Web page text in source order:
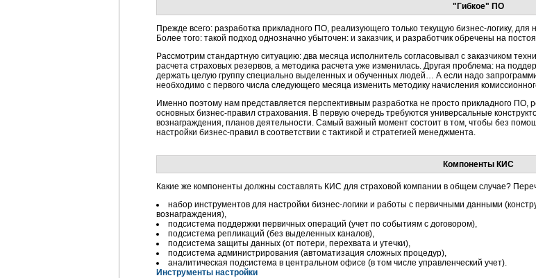
"Гибкое" ПО
Прежде всего: разработка прикладного ПО, реализующего только текущую бизнес-логику,
Более того: такой подход однозначно убыточен: и заказчик, и разработчик обречены на
Рассмотрим стандартную ситуацию: два месяца исполнитель согласовывал с заказчиком
расчета страховых резервов, а методика расчета уже изменилась. Другая проблема: на
держать целую группу специально выделенных и обученных людей… А если надо
необходимо с первого числа следующего месяца изменить методику начисления
Именно поэтому нам представляется перспективным разработка не просто прикладного ПО,
основных бизнес-правил страхования. В первую очередь требуются универсальные
вознаграждения, планов деятельности. Самый важный момент состоит в том, чтобы без
настройки бизнес-правил в соответствии с тактикой и стратегией менеджмента.
Компоненты КИС
Какие же компоненты должны составлять КИС для страховой компании в общем случае?
набор инструментов для настройки бизнес-логики и работы с первичными данными
вознаграждения),
подсистема поддержки первичных операций (учет по событиям с договором),
подсистема репликаций (без выделенных каналов),
подсистема защиты данных (от потери, перехвата и утечки),
подсистема администрирования (автоматизация сложных процедур),
аналитическая подсистема в центральном офисе (в том числе управленческий учет).
Инструменты настройки